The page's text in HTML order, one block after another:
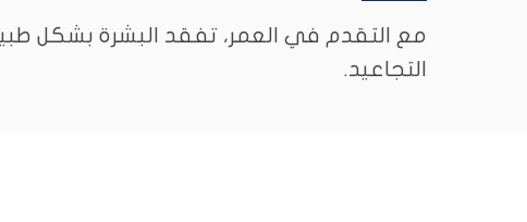
مع التقدم في العمر، تفقد البشرة بشكل
التجاعيد.